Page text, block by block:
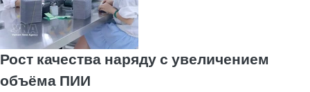
Рост качества наряду с увеличением
объёма ПИИ